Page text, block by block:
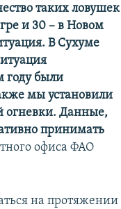
таких ловушек
и 30 – в Новом
В Сухуме
году были
мы установили
огневки. Данные,
принимать
офиса ФАО
на протяжении